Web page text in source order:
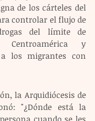
de los cárteles del
controlar el flujo de
del límite de
Centroamérica y
los migrantes con
la Arquidiócesis de
"¿Dónde está la